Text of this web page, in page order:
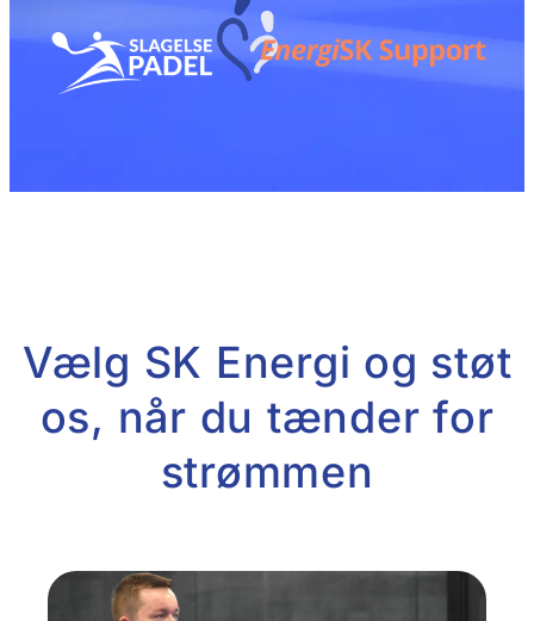
Vælg SK Energi og støt
os, når du tænder for
strømmen